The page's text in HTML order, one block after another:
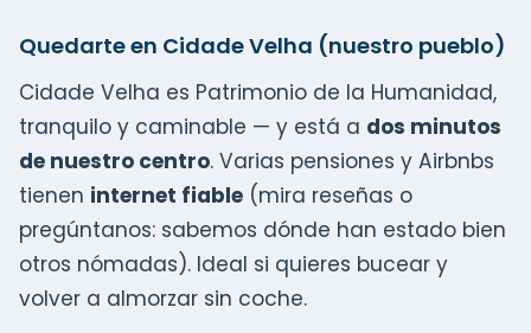
Quedarte en Cidade Velha (nuestro pueblo)
Cidade Velha es Patrimonio de la Humanidad,
tranquilo y caminable — y está a dos minutos
de nuestro centro. Varias pensiones y Airbnbs
tienen internet fiable (mira reseñas o
pregúntanos: sabemos dónde han estado bien
otros nómadas). Ideal si quieres bucear y
volver a almorzar sin coche.